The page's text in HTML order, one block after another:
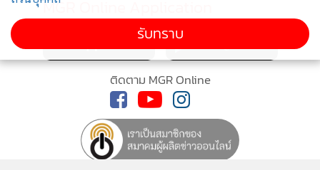
ขยายงานมากขึ้น
ติดตาม Facebook Fanpage ของ “Quality of Life” ได้ที่
MGR Online Application
ติดตาม MGR Online
รับทราบ